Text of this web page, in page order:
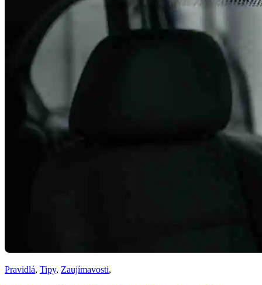
Pravidlá, Tipy, Zaujímavosti,